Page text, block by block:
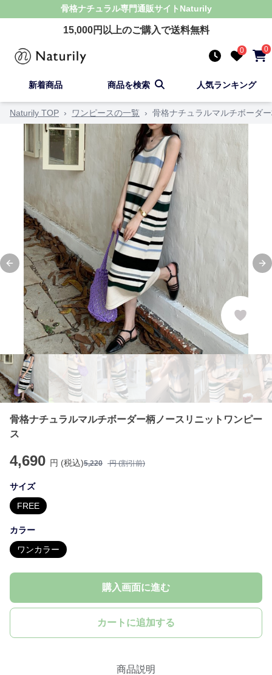
骨格ナチュラル専門通販サイト Naturily
15,000円以上のご購入で送料無料
0 0
新着商品 商品を検索 人気ランキング
Naturily TOP › ワンピースの一覧 › 骨格ナチュラルマルチボーダ
Previous slide
骨格ナチュラルマルチボーダー柄ノースリニットワンピー
ス
4,690 円 (税込)5,220 円 (割引前)
サイズ
FREE
カラー
ワンカラー
購入画面に進む
カートに追加する
商品説明